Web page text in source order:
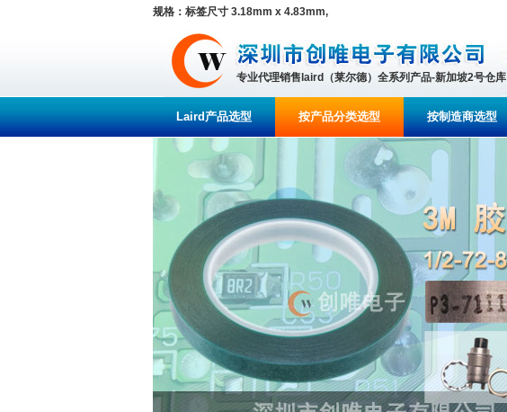
规格：标签尺寸 3.18mm x 4.83mm,
专业代理销售laird（莱尔德）全系列产品-新加坡2号仓库
Laird产品选型 按产品分类选型 按制造商选型